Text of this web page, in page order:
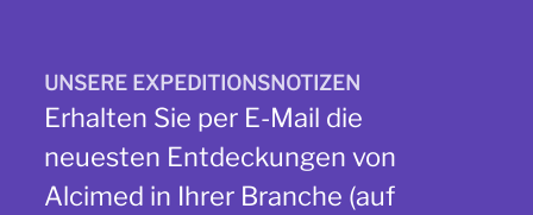
UNSERE EXPEDITIONSNOTIZEN
Erhalten Sie per E-Mail die
neuesten Entdeckungen von
Alcimed in Ihrer Branche (auf